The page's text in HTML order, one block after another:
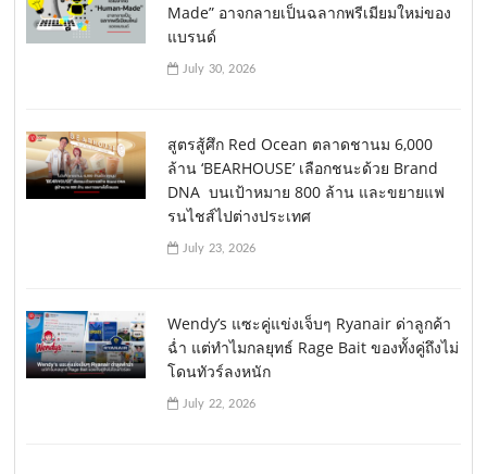
Made” อาจกลายเป็นฉลากพรีเมียมใหม่ของ
แบรนด์
July 30, 2026
สูตรสู้ศึก Red Ocean ตลาดชานม 6,000
ล้าน ‘BEARHOUSE’ เลือกชนะด้วย Brand
DNA บนเป้าหมาย 800 ล้าน และขยายแฟ
รนไชส์ไปต่างประเทศ
July 23, 2026
Wendy’s แซะคู่แข่งเจ็บๆ Ryanair ด่าลูกค้า
ฉ่ำ แต่ทำไมกลยุทธ์ Rage Bait ของทั้งคู่ถึงไม่
โดนทัวร์ลงหนัก
July 22, 2026